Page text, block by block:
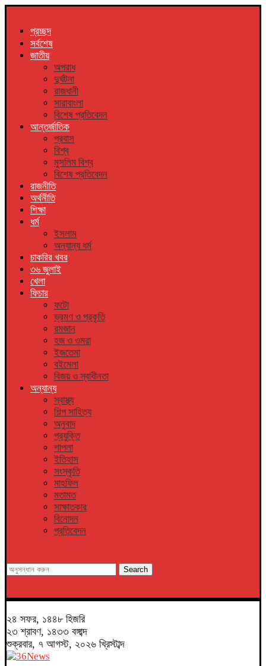
প্রচ্ছদ
সর্বশেষ
জাতীয়
অপরাধ
দুর্ঘটনা
রাজধানী
সারাবাংলা
বিশেষ প্রতিবেদন
আন্তর্জাতিক
প্রবাস
বিশ্ব
মুসলিম বিশ্ব
বিশেষ প্রতিবেদন
রাজনীতি
অর্থনীতি
শিক্ষা
ধর্ম
ইসলাম
অন্যান্য ধর্ম
চাকরির খবর
৩৬ জুলাই
খেলা
ফিচার
ফটো
ভ্রমণ ও প্রকৃতি
রমজান
হজ ও ওমরা
ইজতেমা
বইমেলা
বিজয় ও স্বাধীনতা
অন্যান্য
স্বাস্থ্য
শিল্প সাহিত্য
অনুবাদ
প্রযুক্তি
শাপলা
ইতিহাস
সংস্কৃতি
মাহফিল
মতামত
সাক্ষাতকার
বিনোদন
প্রতিবেদন
Search
২৪ সফর, ১৪৪৮ হিজরি
২৩ শ্রাবণ, ১৪৩৩ বঙ্গাব্দ
শুক্রবার, ৭ আগস্ট, ২০২৬ খ্রিস্টাব্দ